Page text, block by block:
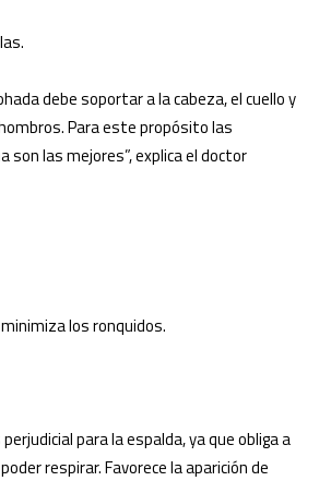
debe soportar a la cabeza, el cuello y
Para este propósito las
son las mejores”, explica el doctor
minimiza los ronquidos.
para la espalda, ya que obliga a
respirar. Favorece la aparición de